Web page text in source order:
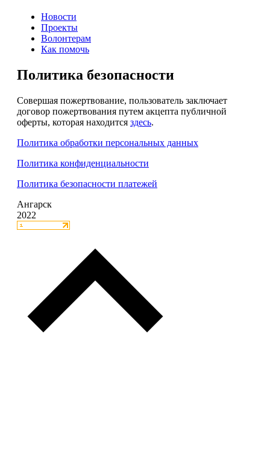
Новости
Проекты
Волонтерам
Как помочь
Политика безопасности
Совершая пожертвование, пользователь заключает
договор пожертвования путем акцепта публичной
оферты, которая находится здесь.
Политика обработки персональных данных
Политика конфиденциальности
Политика безопасности платежей
Ангарск
2022